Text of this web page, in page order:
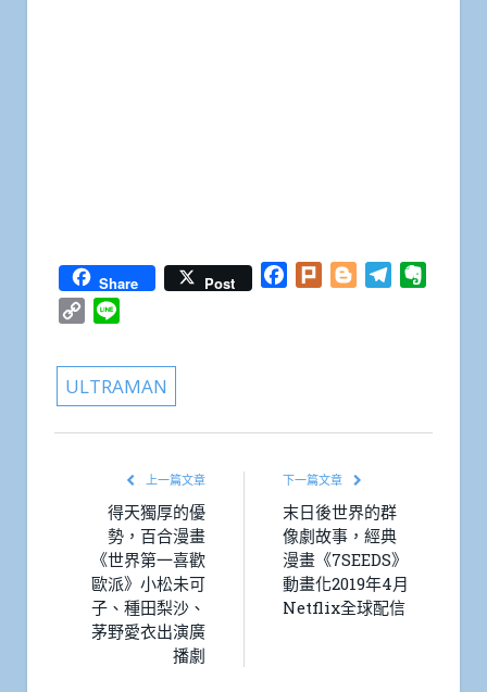
Share Post Facebook
Plurk BloggerTelegram
Copy
ULTRAMAN
上一篇文章
得天獨厚的優
勢，百合漫畫
《世界第一喜歡
歐派》小松未可
子、種田梨沙、
茅野愛衣出演廣
播劇
下一篇文章
末日後世界的群
像劇故事，經典
漫畫《7SEEDS》
動畫化2019年4月
Netflix全球配信